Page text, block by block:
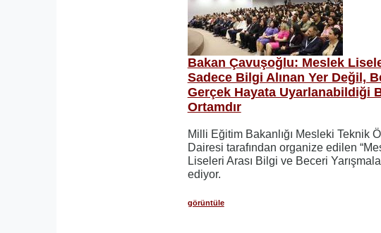
Bakan Çavuşoğlu: Meslek
Sadece Bilgi Alınan Yer Değil,
Gerçek Hayata Uyarlanabildiği
Ortamdır
Milli Eğitim Bakanlığı Mesleki Teknik
Dairesi tarafından organize edilen
Liseleri Arası Bilgi ve Beceri
ediyor.
görüntüle